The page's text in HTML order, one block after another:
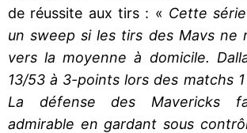
de réussite aux tirs : « Cette
un sweep si les tirs des Mavs ne
vers la moyenne à domicile.
13/53 à 3-points lors des matchs
La défense des Mavericks
admirable en gardant sous